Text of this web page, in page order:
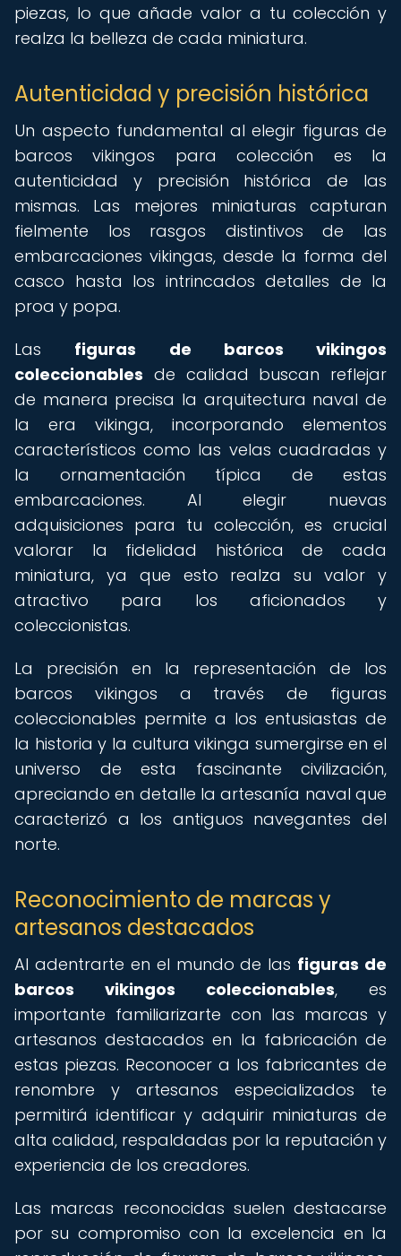
piezas, lo que añade valor a tu colección y
realza la belleza de cada miniatura.
Autenticidad y precisión histórica
Un aspecto fundamental al elegir figuras de
barcos vikingos para colección es la
autenticidad y precisión histórica de las
mismas. Las mejores miniaturas capturan
fielmente los rasgos distintivos de las
embarcaciones vikingas, desde la forma del
casco hasta los intrincados detalles de la
proa y popa.
Las figuras de barcos vikingos
coleccionables de calidad buscan reflejar
de manera precisa la arquitectura naval de
la era vikinga, incorporando elementos
característicos como las velas cuadradas y
la ornamentación típica de estas
embarcaciones. Al elegir nuevas
adquisiciones para tu colección, es crucial
valorar la fidelidad histórica de cada
miniatura, ya que esto realza su valor y
atractivo para los aficionados y
coleccionistas.
La precisión en la representación de los
barcos vikingos a través de figuras
coleccionables permite a los entusiastas de
la historia y la cultura vikinga sumergirse en el
universo de esta fascinante civilización,
apreciando en detalle la artesanía naval que
caracterizó a los antiguos navegantes del
norte.
Reconocimiento de marcas y
artesanos destacados
Al adentrarte en el mundo de las figuras de
barcos vikingos coleccionables, es
importante familiarizarte con las marcas y
artesanos destacados en la fabricación de
estas piezas. Reconocer a los fabricantes de
renombre y artesanos especializados te
permitirá identificar y adquirir miniaturas de
alta calidad, respaldadas por la reputación y
experiencia de los creadores.
Las marcas reconocidas suelen destacarse
por su compromiso con la excelencia en la